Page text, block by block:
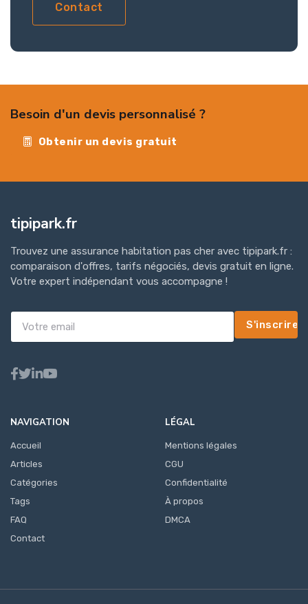
Contact
Besoin d'un devis personnalisé ?
Obtenir un devis gratuit
tipipark.fr
Trouvez une assurance habitation pas cher avec tipipark.fr :
comparaison d'offres, tarifs négociés, devis gratuit en ligne.
Votre expert indépendant vous accompagne !
S'inscrire
NAVIGATION
Accueil
Articles
Catégories
Tags
FAQ
Contact
LÉGAL
Mentions légales
CGU
Confidentialité
À propos
DMCA